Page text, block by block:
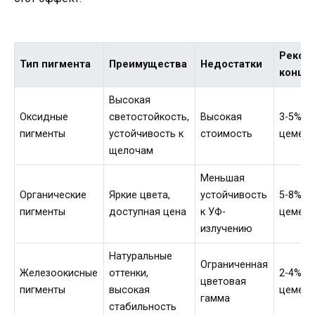
Тип пигмента Преимущества Недостатки
Оксидные
пигменты
Высокая
светостойкость,
устойчивость к
щелочам
Высокая
стоимость
3-5%
Органические
пигменты
Яркие цвета,
доступная цена
Меньшая
устойчивость
к УФ-
излучению
5-8%
Железоокисные
пигменты
Натуральные
оттенки,
высокая
стабильность
Ограниченная
цветовая
гамма
2-4%